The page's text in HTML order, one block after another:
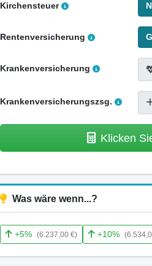
Kirchensteuer
Rentenversicherung
Krankenversicherung
Krankenversicherungszsg.
Klicken
Was wäre wenn...?
+5% (6.237,00 €) +10%